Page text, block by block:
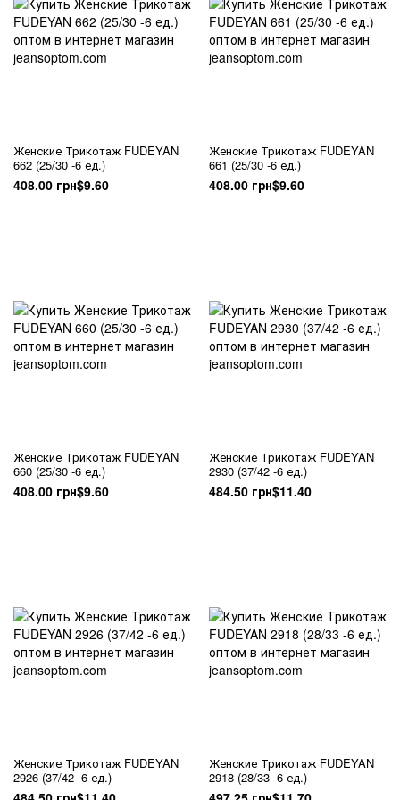
Женские Трикотаж FUDEYAN
662 (25/30 -6 ед.)
408.00 грн$9.60
Женские Трикотаж FUDEYAN
661 (25/30 -6 ед.)
408.00 грн$9.60
Женские Трикотаж FUDEYAN
660 (25/30 -6 ед.)
408.00 грн$9.60
Женские Трикотаж FUDEYAN
2930 (37/42 -6 ед.)
484.50 грн$11.40
Женские Трикотаж FUDEYAN
2926 (37/42 -6 ед.)
Женские Трикотаж FUDEYAN
2918 (28/33 -6 ед.)